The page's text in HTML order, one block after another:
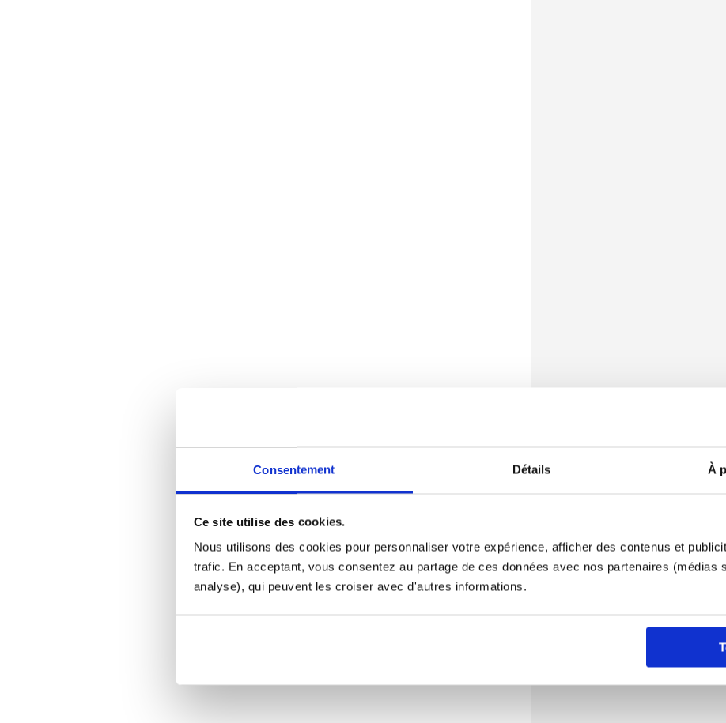
Consentement Détails À
Ce site utilise des cookies.
Nous utilisons des cookies pour personnaliser votre expérience, afficher des contenus et
trafic. En acceptant, vous consentez au partage de ces données avec nos partenaires (médias
analyse), qui peuvent les croiser avec d'autres informations.